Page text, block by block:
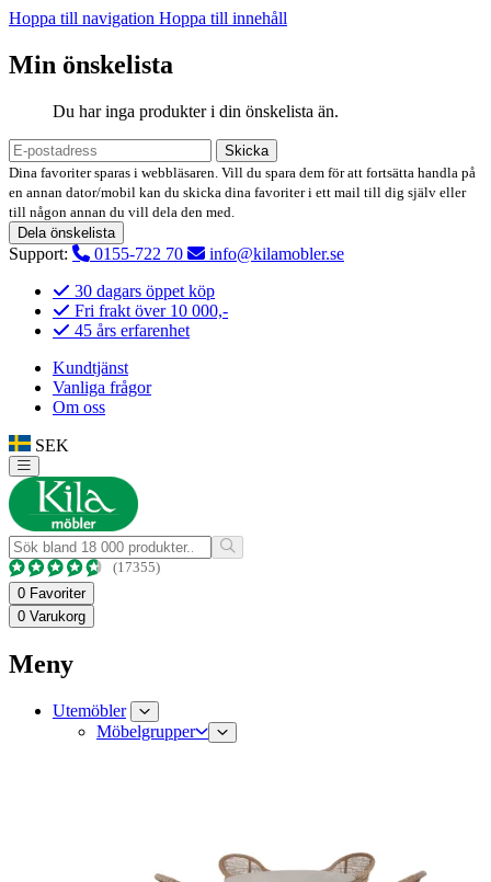
Hoppa till navigation Hoppa till innehåll
Min önskelista
Du har inga produkter i din önskelista än.
Skicka
Dina favoriter sparas i webbläsaren. Vill du spara dem för att fortsätta handla på
en annan dator/mobil kan du skicka dina favoriter i ett mail till dig själv eller
till någon annan du vill dela den med.
Dela önskelista
Support: 0155-722 70
info@kilamobler.se
30 dagars öppet köp
Fri frakt över 10 000,-
45 års erfarenhet
Kundtjänst
Vanliga frågor
Om oss
SEK
(17355)
0 Favoriter
0 Varukorg
Meny
Utemöbler
Möbelgrupper